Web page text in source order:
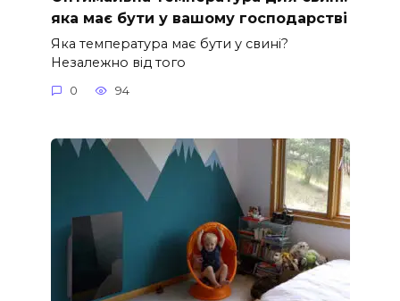
яка має бути у вашому господарстві
Яка температура має бути у свині?
Незалежно від того
0 94